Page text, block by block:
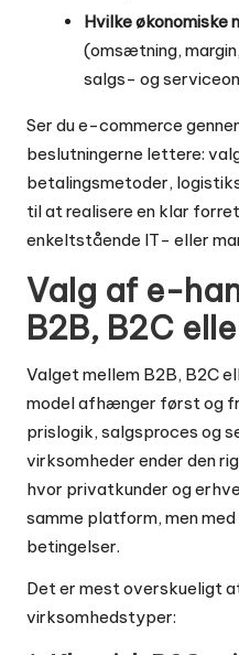
Hvilke økonomiske
(omsætning,
salgs- og
Ser du e-commerce
beslutningerne lettere:
betalingsmetoder,
til at realisere en klar
enkeltstående IT- eller
Valg af e-
B2B, B2C
Valget mellem B2B, B2C
model afhænger først og
prislogik, salgsproces og
virksomheder ender den
hvor privatkunder og
samme platform, men
betingelser.
Det er mest overskueligt
virksomhedstyper: